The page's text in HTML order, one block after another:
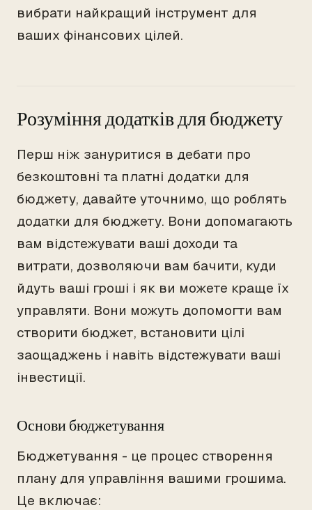
вибрати найкращий інструмент для
ваших фінансових цілей.
Розуміння додатків для бюджету
Перш ніж зануритися в дебати про
безкоштовні та платні додатки для
бюджету, давайте уточнимо, що роблять
додатки для бюджету. Вони допомагають
вам відстежувати ваші доходи та
витрати, дозволяючи вам бачити, куди
йдуть ваші гроші і як ви можете краще їх
управляти. Вони можуть допомогти вам
створити бюджет, встановити цілі
заощаджень і навіть відстежувати ваші
інвестиції.
Основи бюджетування
Бюджетування - це процес створення
плану для управління вашими грошима.
Це включає: